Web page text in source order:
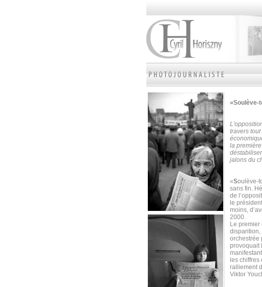
«Soulève-
travers
la
jalons du
«Soulève-
sans fin.
de
le
moins,
2000.
Le
disparition,
orchestrée
provoquait
les
ralliement
Viktor